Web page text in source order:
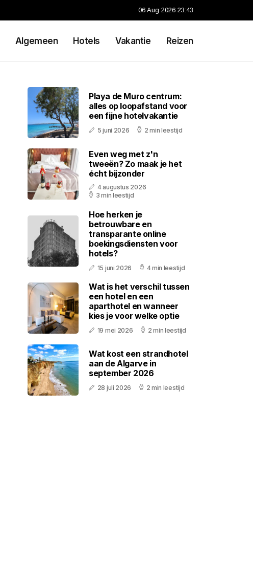
06 Aug 2026 23:43
Algemeen Hotels Vakantie Reizen
Playa de Muro centrum:
alles op loopafstand voor
een fijne hotelvakantie
5 juni 2026 2 min leestijd
Even weg met z'n
tweeën? Zo maak je het
écht bijzonder
4 augustus 2026
3 min leestijd
Hoe herken je
betrouwbare en
transparante online
boekingsdiensten voor
hotels?
15 juni 2026 4 min leestijd
Wat is het verschil tussen
een hotel en een
aparthotel en wanneer
kies je voor welke optie
19 mei 2026 2 min leestijd
Wat kost een strandhotel
aan de Algarve in
september 2026
28 juli 2026 2 min leestijd